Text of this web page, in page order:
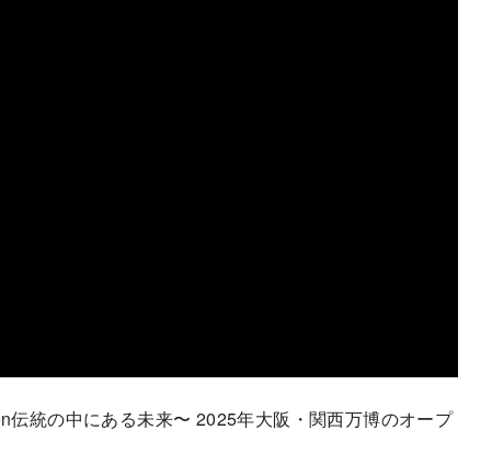
統の中にある未来〜 2025年大阪・関西万博のオープ